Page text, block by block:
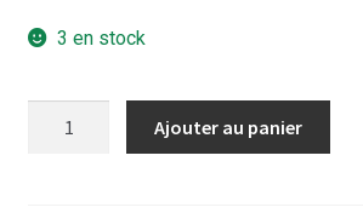
3 en stock
Ajouter au panier